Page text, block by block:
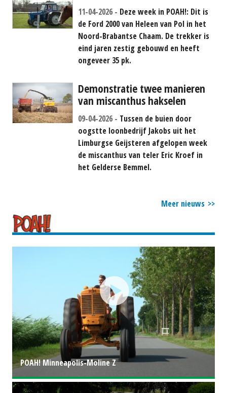
11-04-2026
Deze week in POAH!: Dit is
de Ford 2000 van Heleen van Pol in het
Noord-Brabantse Chaam. De trekker is
eind jaren zestig gebouwd en heeft
ongeveer 35 pk.
Demonstratie twee manieren
van miscanthus hakselen
09-04-2026
Tussen de buien door
oogstte loonbedrijf Jakobs uit het
Limburgse Geijsteren afgelopen week
de miscanthus van teler Eric Kroef in
het Gelderse Bemmel.
Meer nieuws
POAH! Minneapolis-Moline Z